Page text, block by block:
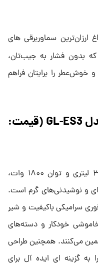
ارزان‌ترین سماوربرقی های
که بدون فشار به جیب‌تان،
را برایتان فراهم
1- سماور برقی گرین لاین مدل GL-ES3 (قیمت:
سماور برقی گرین لاین با ظرفیت ۳.۵ لیتری و توان ۱۸۰۰ وات،
و نوشیدنی‌های گرم است.
سرامیکی باکیفیت و شیر
خودکار و دسته‌های
می‌کنند. همچنین طراحی
گزینه ای ایده آل برای